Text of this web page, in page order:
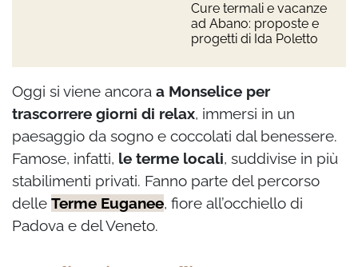
Cure termali e vacanze
ad Abano: proposte e
progetti di Ida Poletto
Oggi si viene ancora a Monselice per
trascorrere giorni di relax, immersi in un
paesaggio da sogno e coccolati dal benessere.
Famose, infatti, le terme locali, suddivise in più
stabilimenti privati. Fanno parte del percorso
delle Terme Euganee, fiore all’occhiello di
Padova e del Veneto.